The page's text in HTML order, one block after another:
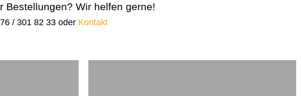
Bestellungen? Wir helfen gerne!
/ 301 82 33 oder Kontakt